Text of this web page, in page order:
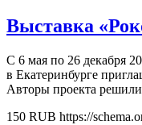
Выставка
С 6 мая по 26 декабря
в Екатеринбурге
Авторы проекта
150 RUB https://